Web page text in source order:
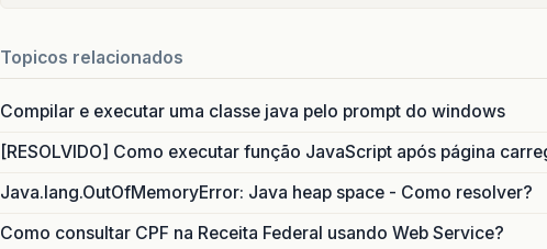
Topicos relacionados
Compilar e executar uma classe java pelo prompt do windows
[RESOLVIDO] Como executar função JavaScript após página
Java.lang.OutOfMemoryError: Java heap space - Como resolver?
Como consultar CPF na Receita Federal usando Web Service?